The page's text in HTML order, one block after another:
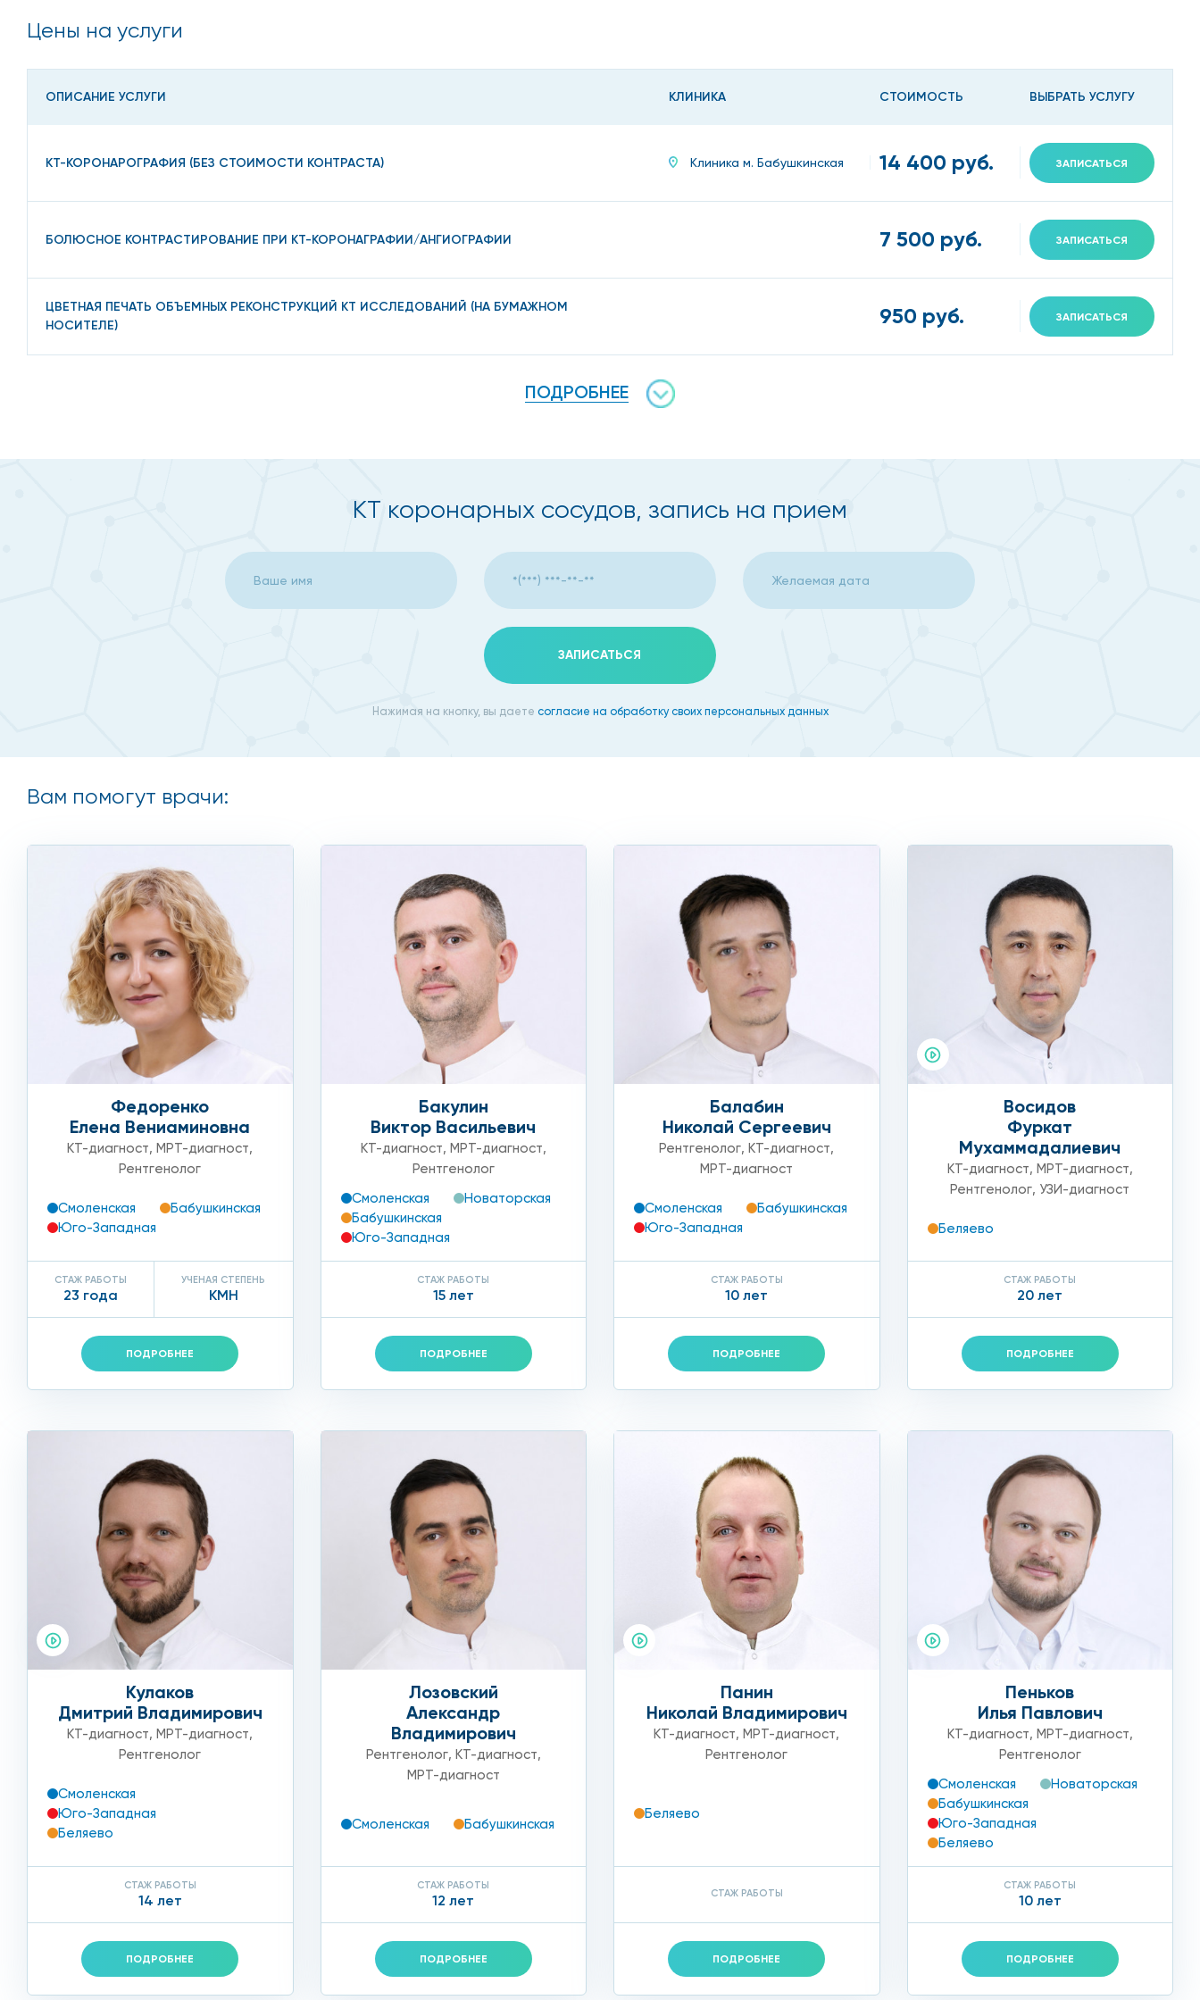
Цены на услуги
ОПИСАНИЕ УСЛУГИ КЛИНИКА СТОИМОСТЬ ВЫБРАТЬ УСЛУГУ
КТ-КОРОНАРОГРАФИЯ (БЕЗ СТОИМОСТИ КОНТРАСТА) Клиника м. Бабушкинская 14 400 руб. ЗАПИСАТЬСЯ
БОЛЮСНОЕ КОНТРАСТИРОВАНИЕ ПРИ КТ-КОРОНАГРАФИИ/АНГИОГРАФИИ 7 500 руб. ЗАПИСАТЬСЯ
ЦВЕТНАЯ ПЕЧАТЬ ОБЪЕМНЫХ РЕКОНСТРУКЦИЙ КТ ИССЛЕДОВАНИЙ (НА БУМАЖНОМ
НОСИТЕЛЕ)
950 руб. ЗАПИСАТЬСЯ
ПОДРОБНЕЕ
КТ коронарных сосудов, запись на прием
ЗАПИСАТЬСЯ
Нажимая на кнопку, вы даете согласие на обработку своих персональных данных
Вам помогут врачи:
Федоренко
Елена Вениаминовна
КТ-диагност,МРТ-диагност,
Рентгенолог
Смоленская
Бабушкинская
Юго-Западная
СТАЖ РАБОТЫ
23 года
УЧЕНАЯ СТЕПЕНЬ
КМН
ПОДРОБНЕЕ
Бакулин
Виктор Васильевич
КТ-диагност, МРТ-диагност,
Рентгенолог
Смоленская
Новаторская
Бабушкинская
Юго-Западная
СТАЖ РАБОТЫ
15 лет
ПОДРОБНЕЕ
Балабин
Николай Сергеевич
Рентгенолог,КТ-диагност,
МРТ-диагност
Смоленская
Бабушкинская
Юго-Западная
СТАЖ РАБОТЫ
10 лет
ПОДРОБНЕЕ
Восидов
Фуркат
Мухаммадалиевич
КТ-диагност, МРТ-диагност,
Рентгенолог, УЗИ-диагност
Беляево
СТАЖ РАБОТЫ
20 лет
ПОДРОБНЕЕ
Кулаков
Дмитрий Владимирович
КТ-диагност,МРТ-диагност,
Рентгенолог
Смоленская
Юго-Западная
Беляево
СТАЖ РАБОТЫ
14 лет
ПОДРОБНЕЕ
Лозовский
Александр
Владимирович
Рентгенолог, КТ-диагност,
МРТ-диагност
Смоленская Бабушкинская
СТАЖ РАБОТЫ
12 лет
ПОДРОБНЕЕ
Панин
Николай Владимирович
КТ-диагност,МРТ-диагност,
Рентгенолог
Беляево
СТАЖ РАБОТЫ
ПОДРОБНЕЕ
Пеньков
Илья Павлович
КТ-диагност, МРТ-диагност,
Рентгенолог
Смоленская
Новаторская
Бабушкинская
Юго-Западная
Беляево
СТАЖ РАБОТЫ
10 лет
ПОДРОБНЕЕ